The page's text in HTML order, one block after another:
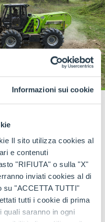
Informazioni sui cookie
Il sito utilizza cookies al
e contenuti
"RIFIUTA" o sulla "X"
inviati cookies al di
"ACCETTA TUTTI"
tutti i cookie di prima
saranno in ogni
energia con il
e un sistema di
il dumper DM9